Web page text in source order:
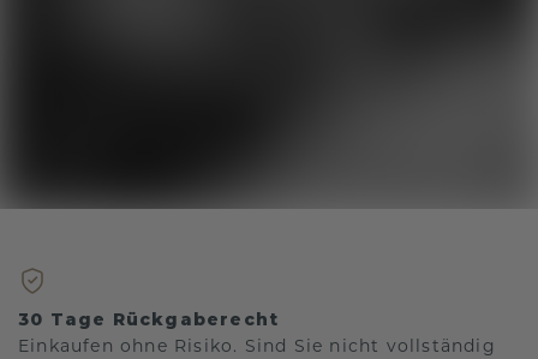
30 Tage Rückgaberecht
Einkaufen ohne Risiko. Sind Sie nicht vollständig